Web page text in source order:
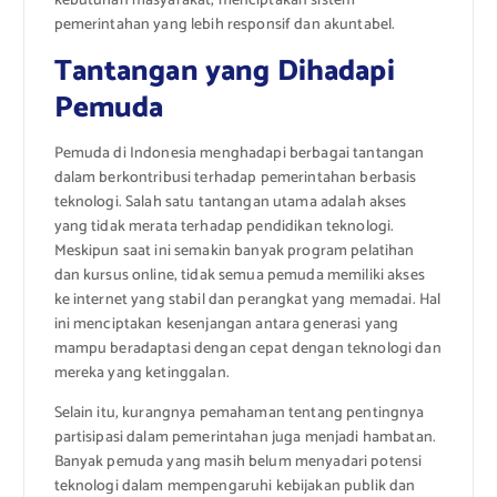
pemerintahan yang lebih responsif dan akuntabel.
Tantangan yang Dihadapi
Pemuda
Pemuda di Indonesia menghadapi berbagai tantangan
dalam berkontribusi terhadap pemerintahan berbasis
teknologi. Salah satu tantangan utama adalah akses
yang tidak merata terhadap pendidikan teknologi.
Meskipun saat ini semakin banyak program pelatihan
dan kursus online, tidak semua pemuda memiliki akses
ke internet yang stabil dan perangkat yang memadai. Hal
ini menciptakan kesenjangan antara generasi yang
mampu beradaptasi dengan cepat dengan teknologi dan
mereka yang ketinggalan.
Selain itu, kurangnya pemahaman tentang pentingnya
partisipasi dalam pemerintahan juga menjadi hambatan.
Banyak pemuda yang masih belum menyadari potensi
teknologi dalam mempengaruhi kebijakan publik dan